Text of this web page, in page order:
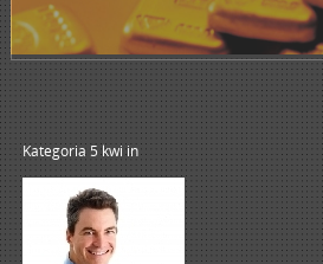
Kategoria 5 kwiin